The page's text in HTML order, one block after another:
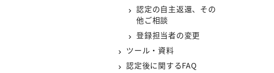
認定の自主返還、その
他ご相談
登録担当者の変更
ツール・資料
認定後に関するFAQ